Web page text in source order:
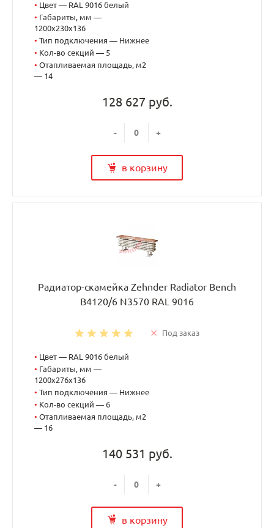
• Цвет — RAL 9016 белый
• Габариты, мм —
1200x230x136
• Тип подключения — Нижнее
• Кол-во секций — 5
• Отапливаемая площадь, м2
— 14
128 627 руб.
- +
в корзину
Радиатор-скамейка Zehnder Radiator Bench
B4120/6 N3570 RAL 9016
Под заказ
• Цвет — RAL 9016 белый
• Габариты, мм —
1200x276x136
• Тип подключения — Нижнее
• Кол-во секций — 6
• Отапливаемая площадь, м2
— 16
140 531 руб.
- +
в корзину